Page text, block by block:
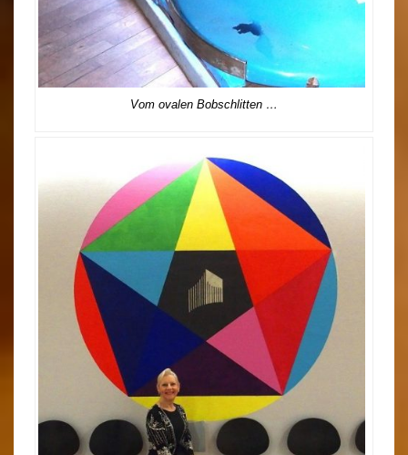
Vom ovalen Bobschlitten …